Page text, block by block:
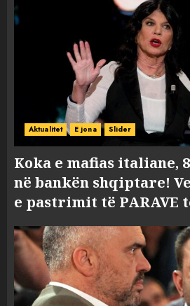
Aktualitet E jona Slider
Koka e mafias italiane,
në bankën shqiptare!
e pastrimit të PARAVE